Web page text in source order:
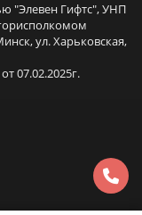
"Элевен Гифтс", УНП
ул. Харьковская,
07.02.2025г.